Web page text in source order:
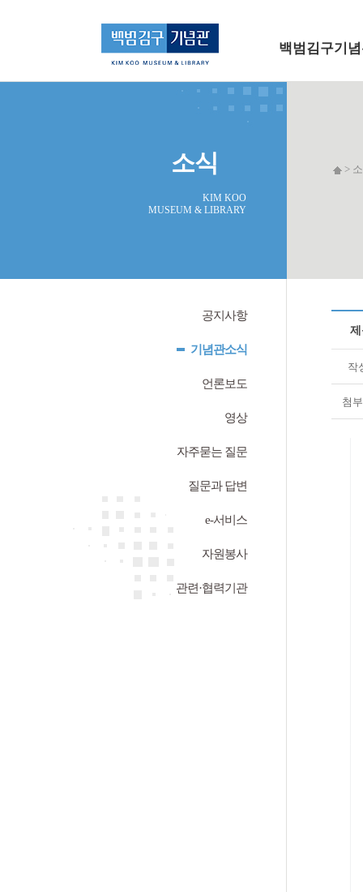
백범김구기
소식
KIM KOO
MUSEUM & LIBRARY
>
공지사항
기념관소식
언론보도
영상
자주묻는 질문
질문과 답변
e-서비스
자원봉사
관련·협력기관
작
첨